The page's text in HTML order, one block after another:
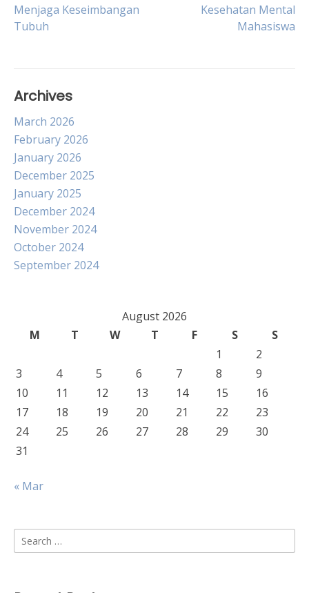
navigation
Menjaga Keseimbangan
Tubuh
Kesehatan Mental
Mahasiswa
Archives
March 2026
February 2026
January 2026
December 2025
January 2025
December 2024
November 2024
October 2024
September 2024
August 2026
M
T W T F S
S
1
2
3
4 5 6 7 8
9
10
11 12 13 14 15
16
17
18 19 20 21 22
23
24
25 26 27 28 29
30
31
« Mar
Search
for: